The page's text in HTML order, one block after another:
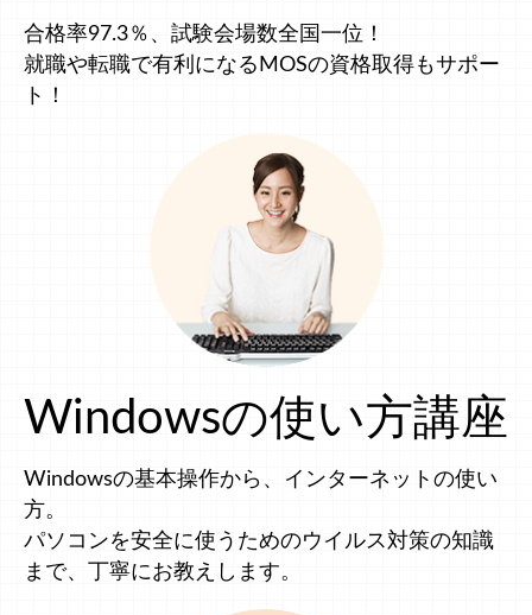
合格率97.3％、試験会場数全国一位！
就職や転職で有利になるMOSの資格取得もサポー
ト！
Windowsの使い方講座
Windowsの基本操作から、インターネットの使い
方。
パソコンを安全に使うためのウイルス対策の知識
まで、丁寧にお教えします。